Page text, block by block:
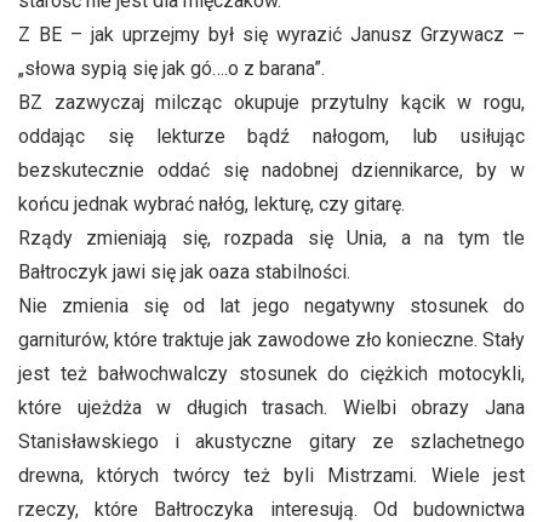
Z BE – jak uprzejmy był się wyrazić Janusz Grzywacz –
„słowa sypią się jak gó….o z barana”.
BZ zazwyczaj milcząc okupuje przytulny kącik w rogu,
oddając się lekturze bądź nałogom, lub usiłując
bezskutecznie oddać się nadobnej dziennikarce, by w
końcu jednak wybrać nałóg, lekturę, czy gitarę.
Rządy zmieniają się, rozpada się Unia, a na tym tle
Bałtroczyk jawi się jak oaza stabilności.
Nie zmienia się od lat jego negatywny stosunek do
garniturów, które traktuje jak zawodowe zło konieczne. Stały
jest też bałwochwalczy stosunek do ciężkich motocykli,
które ujeżdża w długich trasach. Wielbi obrazy Jana
Stanisławskiego i akustyczne gitary ze szlachetnego
drewna, których twórcy też byli Mistrzami. Wiele jest
rzeczy, które Bałtroczyka interesują. Od budownictwa